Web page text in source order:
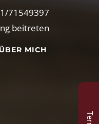
71549397
beitreten
ÜBER MICH